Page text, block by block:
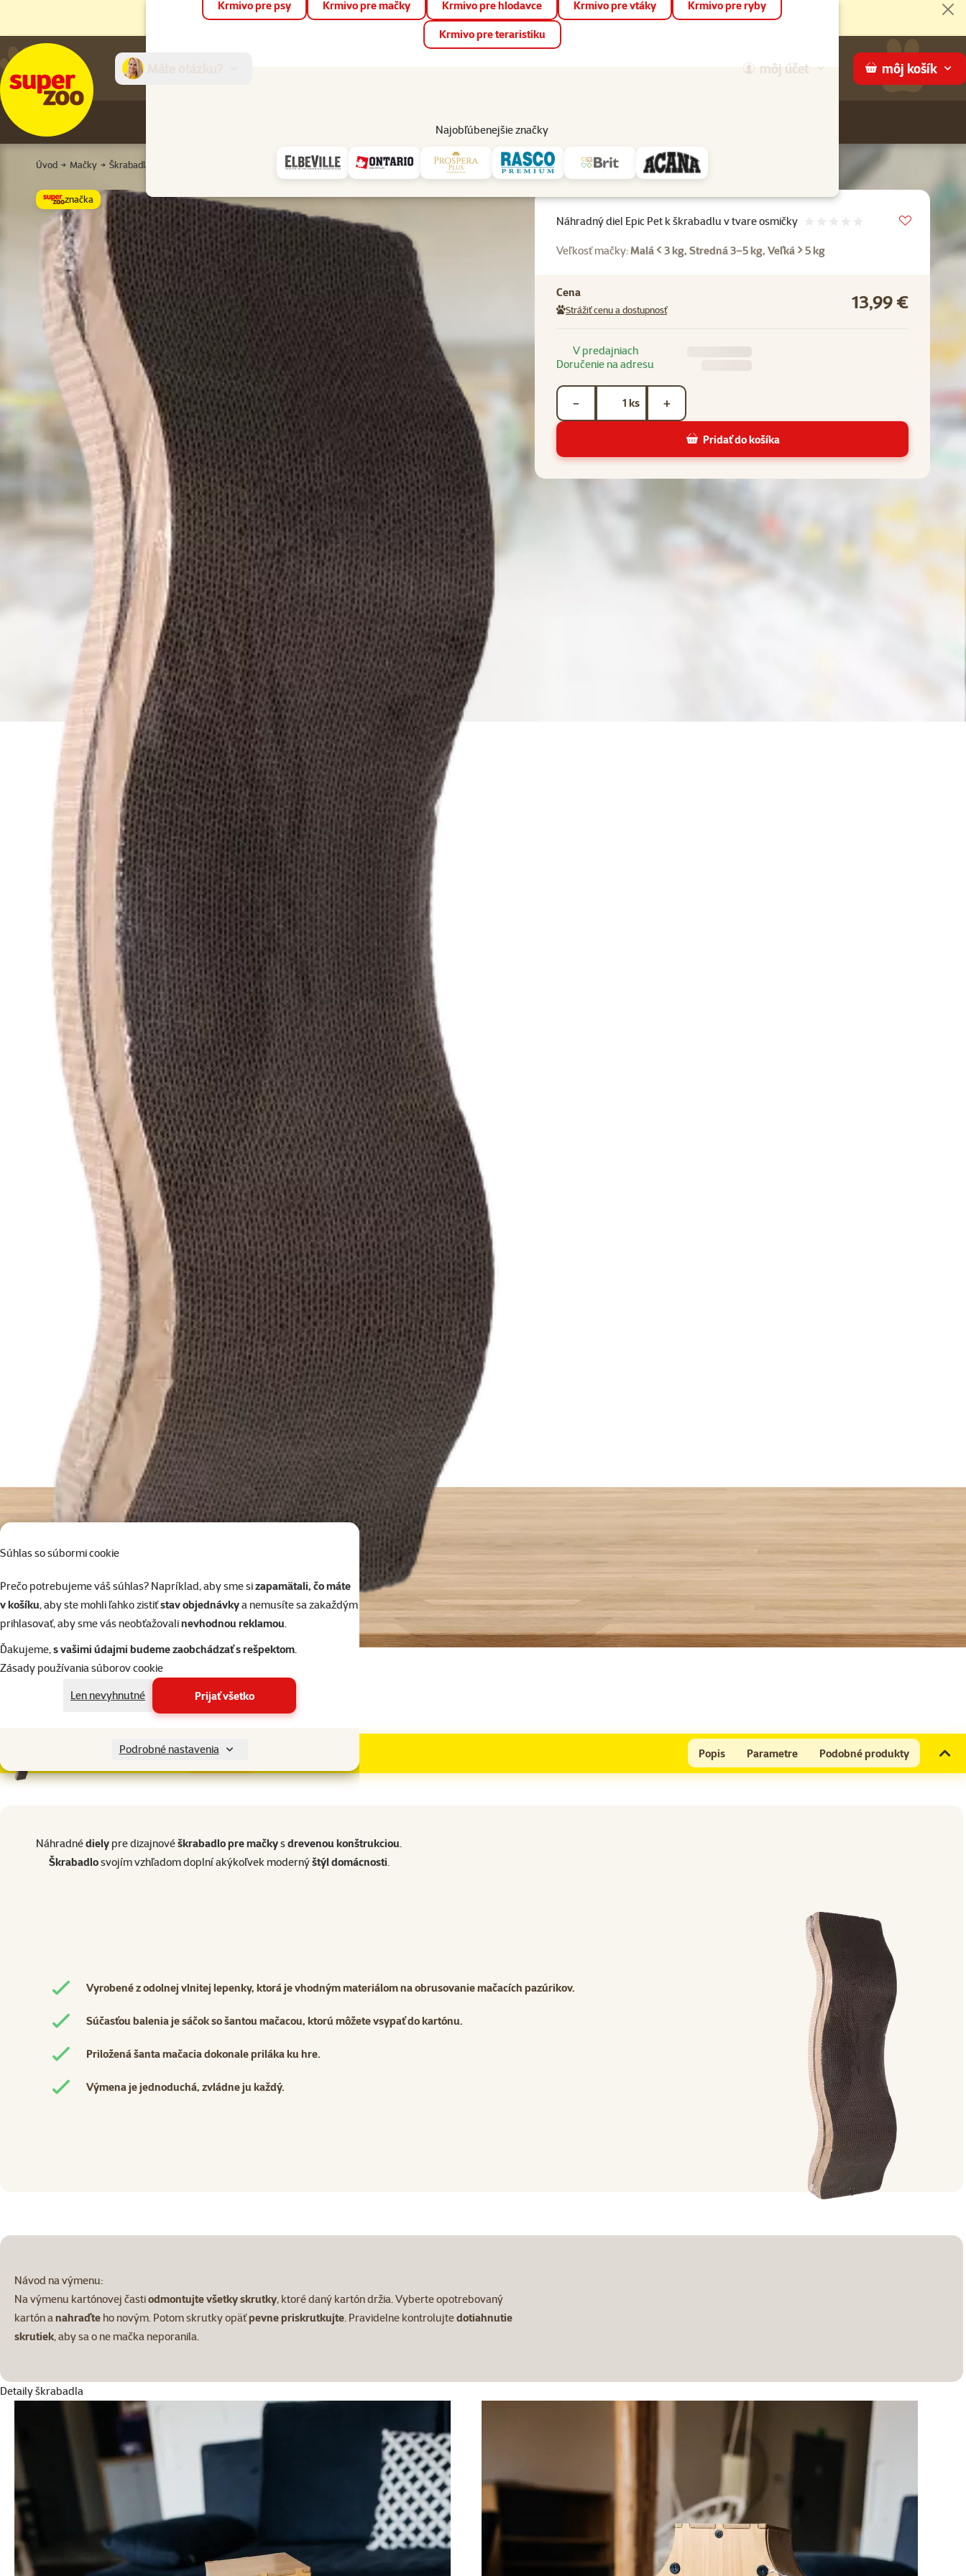
📱 Stiahnite si novú aplikáciu Super zoo.Viac informácií
Súhlas so súbormi cookie
Prečo potrebujeme váš súhlas? Napríklad, aby sme sizapamätali, čo máte
v košíku, aby ste mohli ľahko zistiťstav objednávkya nemusíte sa zakaždým
prihlasovať, aby sme vás neobťažovalinevhodnou reklamou.
Ďakujeme,s vašimi údajmi budeme zaobchádzať s rešpektom.
Zásady používania súborov cookie
Len nevyhnutné
Prijať všetko
Podrobné nastavenia
môj účet môj košík
Krmivo pre psy Krmivo pre mačky Krmivo pre hlodavce Krmivo pre vtáky Krmivo pre ryby
Krmivo pre teraristiku
Najobľúbenejšie značky
Predajne Služby
Úvod Mačky Škrabadlá a odpočívadlá Náhradný diel Epic Pet k škrabadlu v tvare osmičky
Náhradný diel Epic Pet k škrabadlu v tvare osmičky
Hodnotenie 0%
Veľkosť mačky:Malá < 3 kg, Stredná 3–5 kg, Veľká > 5 kg
Cena
Strážiť cenu a dostupnosť 13,99 €
V predajniach
Doručenie na adresu
ks
− +
Pridať do košíka
značka
Náhradný diel Epic Pet k škrabadlu
Do košíka Popis Parametre Podobné produkty
Náhradnédiely pre dizajnovéškrabadlo pre mačkysdrevenou konštrukciou.
Škrabadlosvojím vzhľadom doplní akýkoľvek modernýštýl domácnosti.
Vyrobené z odolnej vlnitej lepenky, ktorá je vhodným materiálom na obrusovanie mačacích pazúrikov.
Súčasťou balenia je sáčok so šantou mačacou, ktorú môžete vsypať do kartónu.
Priložená šanta mačacia dokonale priláka ku hre.
Výmena je jednoduchá, zvládne ju každý.
Návod na výmenu:
Na výmenu kartónovej častiodmontujte všetky skrutky, ktoré daný kartón držia. Vyberte opotrebovaný
kartón anahraďte ho novým. Potom skrutky opäťpevne priskrutkujte. Pravidelne kontrolujtedotiahnutie
skrutiek, aby sa o ne mačka neporanila.
Detaily škrabadla